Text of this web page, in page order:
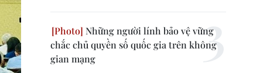
Những người lính bảo vệ vững
chắc chủ quyền số quốc gia trên không
gian mạng